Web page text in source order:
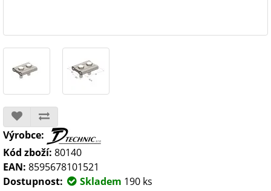
Výrobce:
Kód zboží: 80140
EAN: 8595678101521
Dostupnost:
Skladem 190 ks